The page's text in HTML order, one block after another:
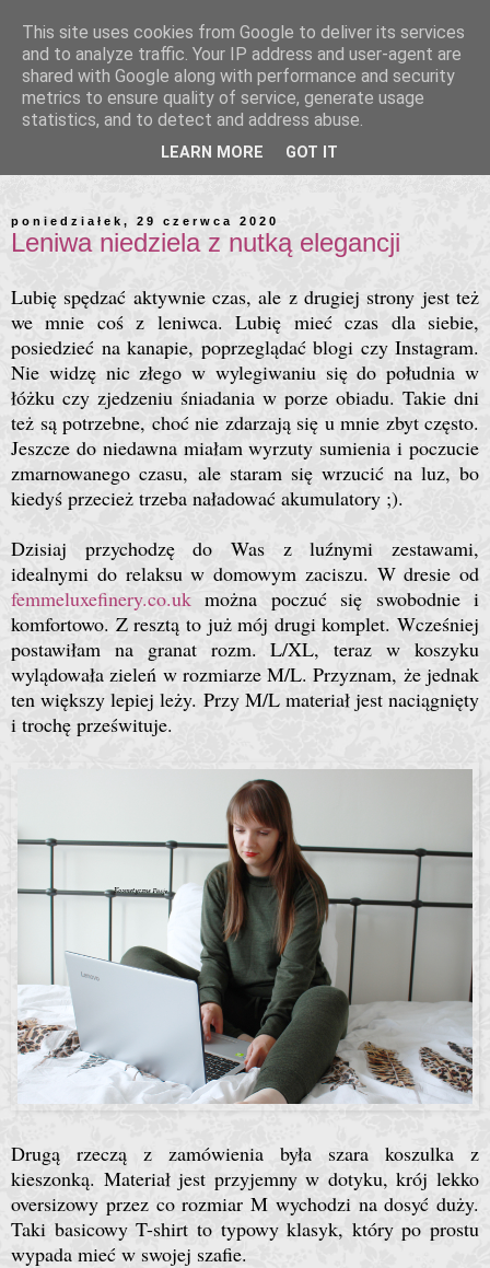
poniedziałek, 29 czerwca 2020
Leniwa niedziela z nutką elegancji
Lubię spędzać aktywnie czas, ale z drugiej strony jest też
we mnie coś z leniwca. Lubię mieć czas dla siebie,
posiedzieć na kanapie, poprzeglądać blogi czy Instagram.
Nie widzę nic złego w wylegiwaniu się do południa w
łóżku czy zjedzeniu śniadania w porze obiadu. Takie dni
też są potrzebne, choć nie zdarzają się u mnie zbyt często.
Jeszcze do niedawna miałam wyrzuty sumienia i poczucie
zmarnowanego czasu, ale staram się wrzucić na luz, bo
kiedyś przecież trzeba naładować akumulatory ;).
Dzisiaj przychodzę do Was z luźnymi zestawami,
idealnymi do relaksu w domowym zaciszu. W dresie od
femmeluxefinery.co.uk można poczuć się swobodnie i
komfortowo. Z resztą to już mój drugi komplet. Wcześniej
postawiłam na granat rozm. L/XL, teraz w koszyku
wylądowała zieleń w rozmiarze M/L. Przyznam, że jednak
ten większy lepiej leży. Przy M/L materiał jest naciągnięty
i trochę prześwituje.
Drugą rzeczą z zamówienia była szara koszulka z
kieszonką. Materiał jest przyjemny w dotyku, krój lekko
oversizowy przez co rozmiar M wychodzi na dosyć duży.
Taki basicowy T-shirt to typowy klasyk, który po prostu
wypada mieć w swojej szafie.
This site uses cookies from Google to deliver its services
and to analyze traffic. Your IP address and user-agent are
shared with Google along with performance and security
metrics to ensure quality of service, generate usage
statistics, and to detect and address abuse.
LEARN MORE GOT IT